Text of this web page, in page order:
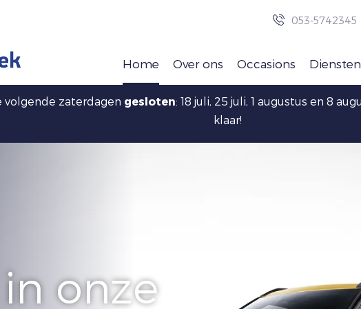
volgende zaterdagen gesloten: 18 juli, 25 juli, 1 augustus en 8
klaar!
053-5742345
Home Over ons Occasions Diensten
onze